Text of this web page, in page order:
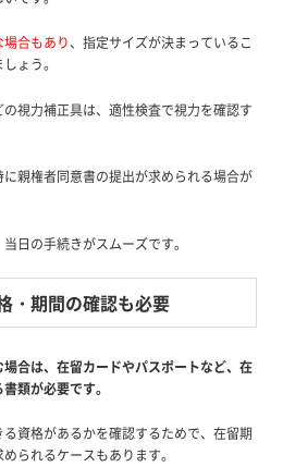
合もあり、指定サイズが決まっているこ
ょう。
視力補正具は、適性検査で視力を確認す
親権者同意書の提出が求められる場合が
日の手続きがスムーズです。
・期間の確認も必要
合は、在留カードやパスポートなど、在
類が必要です。
資格があるかを確認するためで、在留期
られるケースもあります。